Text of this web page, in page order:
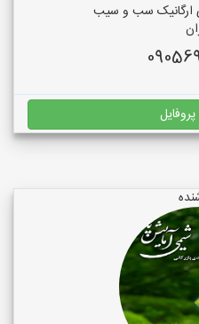
ارگانیک سب و سیب